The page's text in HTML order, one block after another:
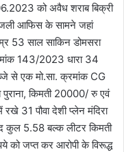
को अवैध शराब बिक्री
आफिस के सामने जहां
53 साल साकिन डोमसरा
143/2023 धारा 34
से एक मो.सा. क्रमांक CG
किमती 20000/ रु एवं
31 पौवा देशी प्लेन मंदिरा
कुल 5.58 बल्क लीटर किमती
जप्त कर आरोपी के विरूद्ध